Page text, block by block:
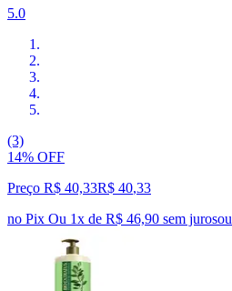
5.0
(3)
14% OFF
Preço R$ 40,33R$ 40,33
no Pix Ou 1x de R$ 46,90 sem jurosou